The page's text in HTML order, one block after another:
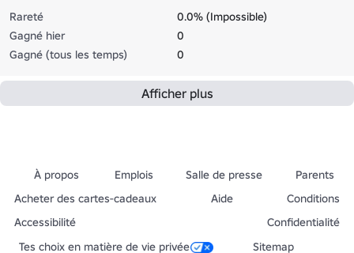
UNE manche!
Rareté
0.0% (Impossible)
Gagné hier
0
Gagné (tous les temps)
0
Afficher plus
À propos Emplois Salle de presse
Parents
Acheter des cartes-cadeaux
Aide
Conditions
Accessibilité
Confidentialité
Tes choix en matière de vie privée
Sitemap